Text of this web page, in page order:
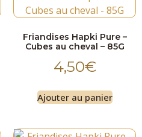
Friandises Hapki Pure –
Cubes au cheval – 85G
4,50€
Ajouter au panier